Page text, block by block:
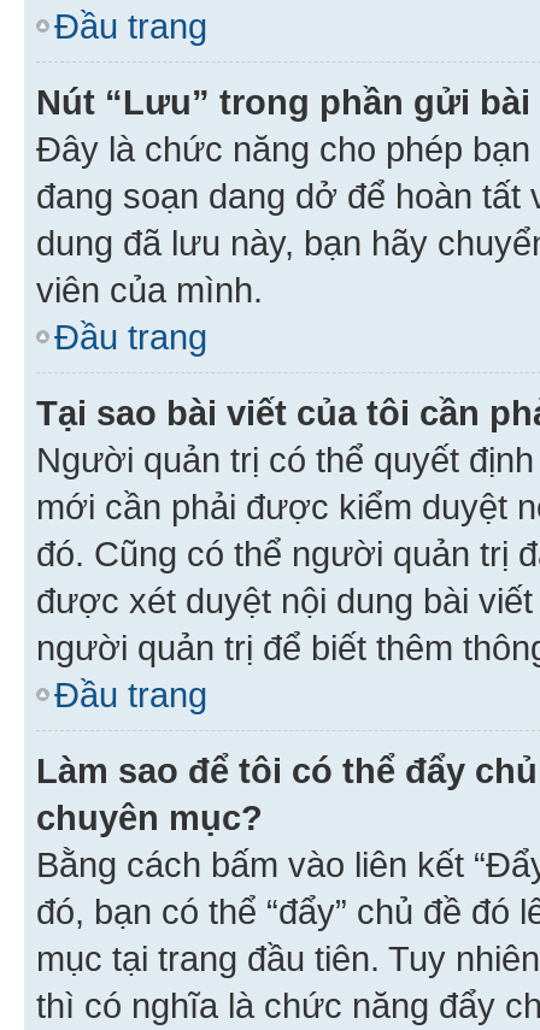
Đầu trang
Nút “Lưu” trong phần gửi
Đây là chức năng cho phép
đang soạn dang dở để hoàn
dung đã lưu này, bạn hãy
viên của mình.
Đầu trang
Tại sao bài viết của tôi cần
Người quản trị có thể quyết
mới cần phải được kiểm duyệt
đó. Cũng có thể người quản trị
được xét duyệt nội dung bài
người quản trị để biết thêm
Đầu trang
Làm sao để tôi có thể đẩy
chuyên mục?
Bằng cách bấm vào liên kết
đó, bạn có thể “đẩy” chủ đề đó
mục tại trang đầu tiên. Tuy
thì có nghĩa là chức năng đẩy